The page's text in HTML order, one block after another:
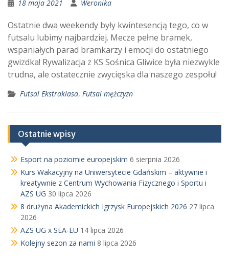
18 maja 2021 Weronika
Ostatnie dwa weekendy były kwintesencją tego, co w
futsalu lubimy najbardziej. Mecze pełne bramek,
wspaniałych parad bramkarzy i emocji do ostatniego
gwizdka! Rywalizacja z KS Sośnica Gliwice była niezwykle
trudna, ale ostatecznie zwycięska dla naszego zespołu!
Futsal Ekstraklasa, Futsal mężczyzn
Ostatnie wpisy
Esport na poziomie europejskim 6 sierpnia 2026
Kurs Wakacyjny na Uniwersytecie Gdańskim – aktywnie i
kreatywnie z Centrum Wychowania Fizycznego i Sportu i
AZS UG 30 lipca 2026
8 drużyna Akademickich Igrzysk Europejskich 2026 27 lipca
2026
AZS UG x SEA-EU 14 lipca 2026
Kolejny sezon za nami 8 lipca 2026